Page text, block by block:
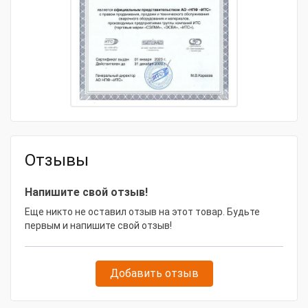
Дополнительное
оборудование
40369. 27646. 30170.
Тип товара Сварочный выпрямитель
Модель товара СЭЛМА ВДМ-560
Масса, кг
Отзывы
Напишите свой отзыв!
Еще никто не оставил отзыв на этот товар. Будьте
первым и напишите свой отзыв!
Добавить отзыв